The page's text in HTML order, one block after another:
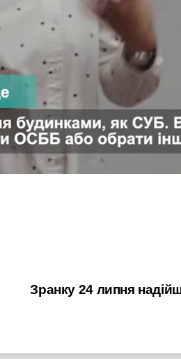
Зранку 24 липня